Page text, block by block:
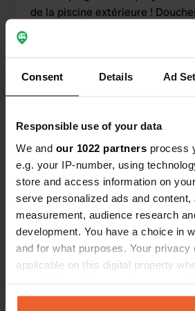
Consent Details Ad
Responsible use of your data
We and our 1022 partners process
e.g. your IP-number, using
store and access information on
serve personalized ads and content,
measurement, audience research
development. You have a choice in
and for what purposes. Your privacy
applicable on this digital property
any time from the Cookie
de la piscine extérieure !
Traduit par GoogleAfficher l'original
Voir tous les 11
Es-tu déjà venu ici ?
Contact